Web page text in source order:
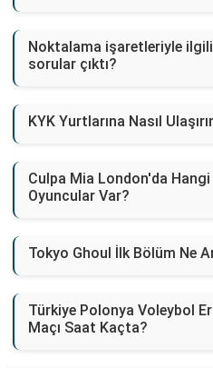
Noktalama işaretleriyle
sorular çıktı?
KYK Yurtlarına Nasıl
Culpa Mia London'da Hangi
Oyuncular Var?
Tokyo Ghoul İlk Bölüm Ne
Türkiye Polonya Voleybol
Maçı Saat Kaçta?